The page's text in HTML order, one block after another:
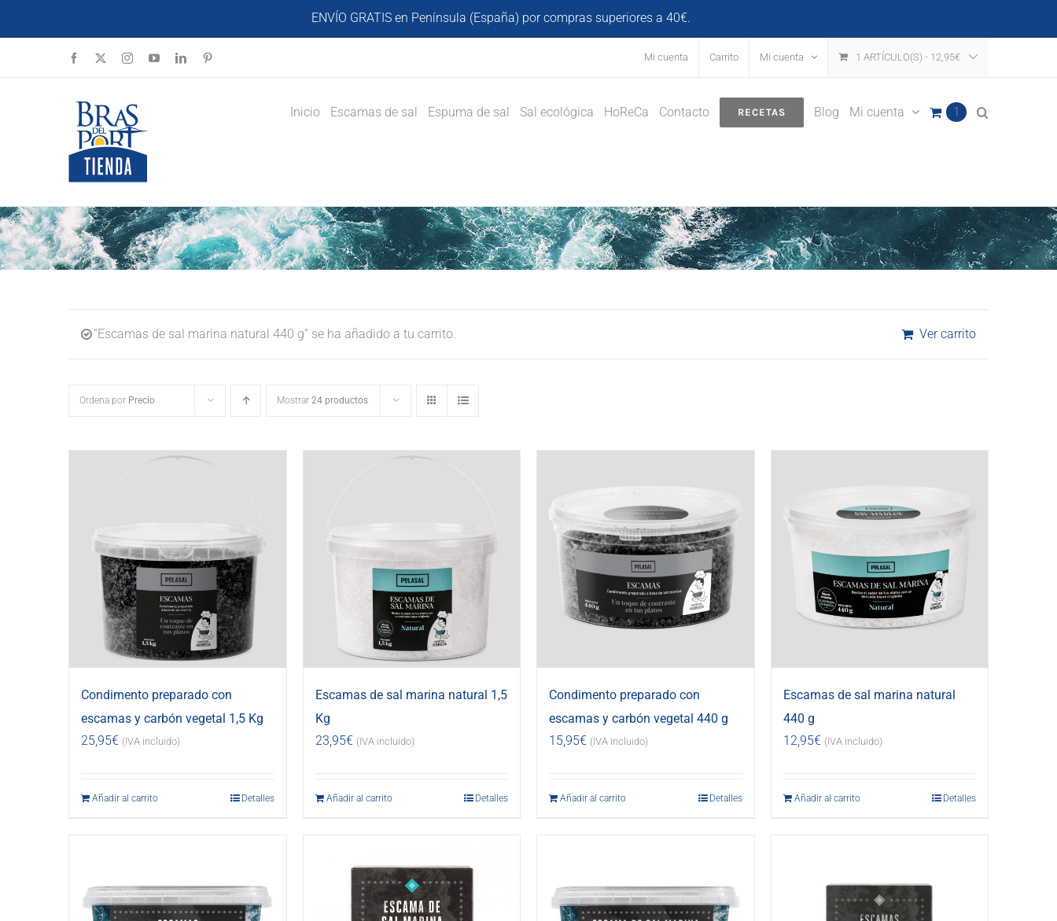
ENVÍO GRATIS en Península (España) por compras superiores a 40€.
Facebook InstagramYouTubeLinkedIn Mi cuenta Carrito Mi cuenta 1 ARTÍCULO(S) - 12,95€
Inicio Escamas de sal Espuma de sal Sal ecológica HoReCa Contacto RECETAS Blog Mi cuenta 1
“Escamas de sal marina natural 440 g” se ha añadido a tu carrito. Ver carrito
Ordena por Precio Mostrar 24 productos
Condimento preparado con
escamas y carbón vegetal 1,5 Kg
25,95€ (IVA incluido)
Añadir al carrito Detalles
Escamas de sal marina natural 1,5
Kg
23,95€ (IVA incluido)
Añadir al carrito Detalles
Condimento preparado con
escamas y carbón vegetal 440 g
15,95€ (IVA incluido)
Añadir al carrito Detalles
Escamas de sal marina natural
440 g
12,95€ (IVA incluido)
Añadir al carrito Detalles